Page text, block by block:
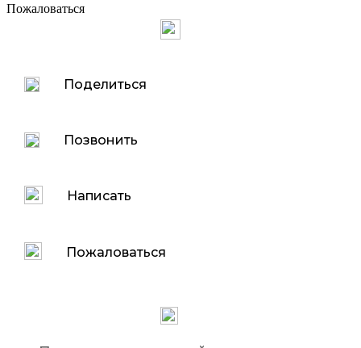
Пожаловаться
Поделиться
Позвонить
Написать
Пожаловаться